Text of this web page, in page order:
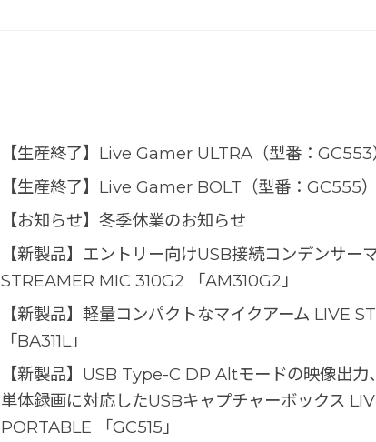
【生産終了】Live Gamer ULTRA（型番：
【生産終了】Live Gamer BOLT（型番：GC555
【お知らせ】冬季休業のお知らせ
【新製品】エントリー向けUSB接続コンデンサー
STREAMER MIC 310G2 「AM310G2」
【新製品】軽量コンパクトなマイクアーム LIVE
「BA311L」
【新製品】USB Type-C DP Altモードの映像出力、
単体録画に対応したUSBキャプチャーボックス
PORTABLE 「GC515」